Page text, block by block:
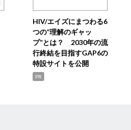
HIV/エイズにまつわる6
つの“理解のギャッ
プ”とは？ 2030年の流
行終結を目指すGAP6の
特設サイトを公開
PR